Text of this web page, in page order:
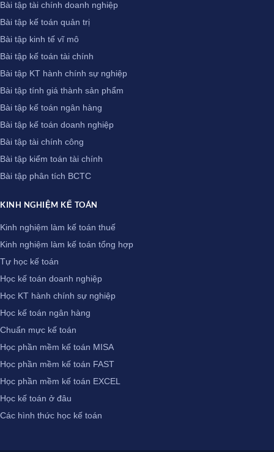
Bài tập tài chính doanh nghiệp
Bài tập kế toán quản trị
Bài tập kinh tế vĩ mô
Bài tập kế toán tài chính
Bài tập KT hành chính sự nghiệp
Bài tập tính giá thành sản phẩm
Bài tập kế toán ngân hàng
Bài tập kế toán doanh nghiệp
Bài tập tài chính công
Bài tập kiểm toán tài chính
Bài tập phân tích BCTC
KINH NGHIỆM KẾ TOÁN
Kinh nghiệm làm kế toán thuế
Kinh nghiệm làm kế toán tổng hợp
Tự học kế toán
Học kế toán doanh nghiệp
Học KT hành chính sự nghiệp
Học kế toán ngân hàng
Chuẩn mực kế toán
Học phần mềm kế toán MISA
Học phần mềm kế toán FAST
Học phần mềm kế toán EXCEL
Học kế toán ở đâu
Các hình thức học kế toán